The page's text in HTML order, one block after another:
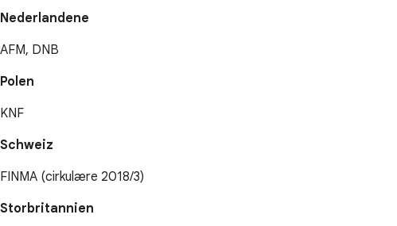
Nederlandene
AFM, DNB
Polen
KNF
Schweiz
FINMA (cirkulære 2018/3)
Storbritannien